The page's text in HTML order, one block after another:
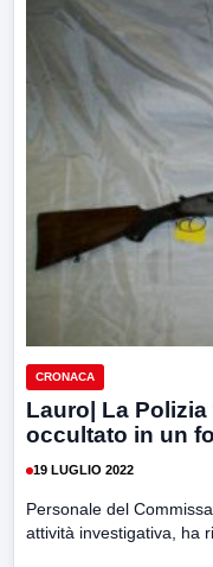
CRONACA
Lauro| La
occultato in un
19 LUGLIO 2022
Personale del
attività investigativa, ha